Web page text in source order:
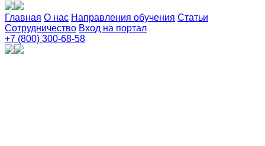
Главная О нас Направления обучения Статьи
Сотрудничество Вход на портал
+7 (800) 300-68-58